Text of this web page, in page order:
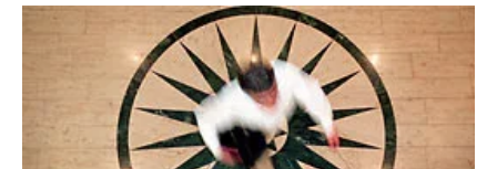
BO-Musterdepots
Experten
Mein B:O